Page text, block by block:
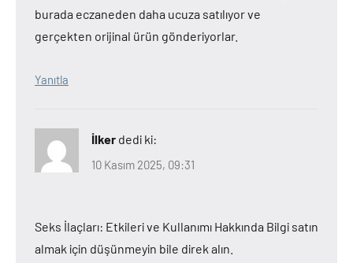
burada eczaneden daha ucuza satılıyor ve
gerçekten orijinal ürün gönderiyorlar.
Yanıtla
İlker dedi ki:
10 Kasım 2025, 09:31
Seks İlaçları: Etkileri ve Kullanımı Hakkında Bilgi satın
almak için düşünmeyin bile direk alın.